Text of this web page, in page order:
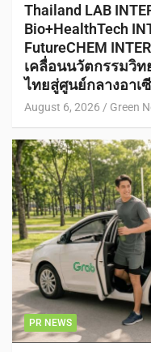
Thailand LAB
Bio+HealthTech
FutureCHEM
เคลื่อนนวัตกรรมวิ
ไทยสู่ศูนย์กลางอาเ
August 6, 2026 Green
PR NEWS